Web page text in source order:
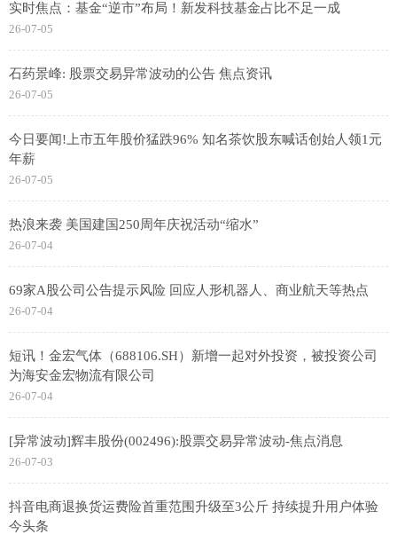
实时焦点：基金“逆市”布局！新发科技基金占比不足一成
26-07-05
石药景峰: 股票交易异常波动的公告 焦点资讯
26-07-05
今日要闻!上市五年股价猛跌96% 知名茶饮股东喊话创始人领1元
年薪
26-07-05
热浪来袭 美国建国250周年庆祝活动“缩水”
26-07-04
69家A股公司公告提示风险 回应人形机器人、商业航天等热点
26-07-04
短讯！金宏气体（688106.SH）新增一起对外投资，被投资公司
为海安金宏物流有限公司
26-07-04
[异常波动]辉丰股份(002496):股票交易异常波动-焦点消息
26-07-03
抖音电商退换货运费险首重范围升级至3公斤 持续提升用户体验
今头条